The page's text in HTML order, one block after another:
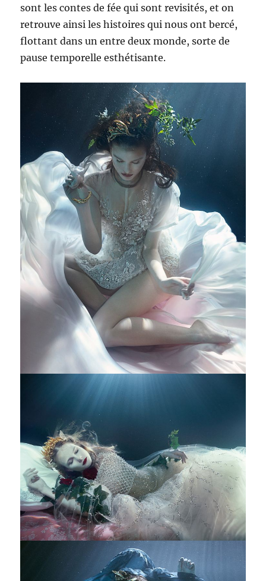
sont les contes de fée qui sont revisités, et on
retrouve ainsi les histoires qui nous ont bercé,
flottant dans un entre deux monde, sorte de
pause temporelle esthétisante.